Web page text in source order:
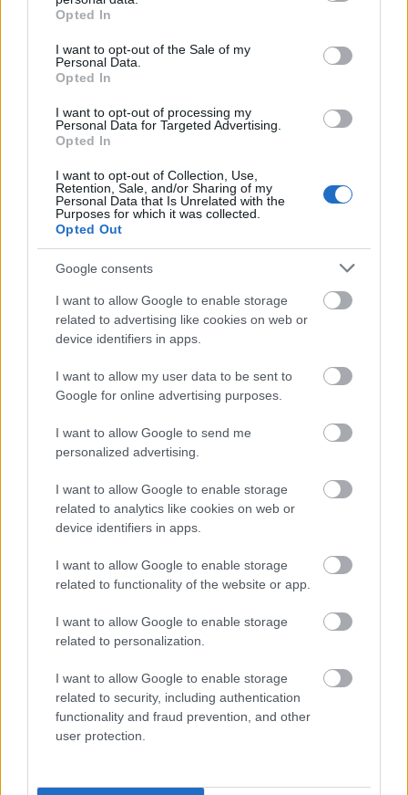
grant or deny consent to Google and its third-party tags to
use your data for below specified purposes in below Google
consent section.
Opted In
I want to opt-out of the Sale of my
Personal Data.
Opted In
I want to opt-out of processing my
Personal Data for Targeted Advertising.
Opted In
I want to opt-out of Collection, Use,
Retention, Sale, and/or Sharing of my
Personal Data that Is Unrelated with the
Purposes for which it was collected.
Opted Out
Google consents
I want to allow Google to enable storage
related to advertising like cookies on web or
device identifiers in apps.
I want to allow my user data to be sent to
Google for online advertising purposes.
I want to allow Google to send me
personalized advertising.
I want to allow Google to enable storage
related to analytics like cookies on web or
device identifiers in apps.
I want to allow Google to enable storage
related to functionality of the website or app.
I want to allow Google to enable storage
related to personalization.
I want to allow Google to enable storage
related to security, including authentication
functionality and fraud prevention, and other
user protection.
stránek s vaším profilem na sociálních sítích.
Když s námi komunikujete na sociálních sítích,
například když sledujete naše účty nebo sdílíte
Instagramu nebo jiných stránkách, můžeme z těchto
sociálních sítí obdržet informace, včetně informací o
váš účet na sociálních sítích, seznam přátel a jakékoli
další informace, které sociální síti povolíte sdílet s
třetími stranami. Informace, které dostáváme, závisí
na vašem nastavení ochrany osobních údajů.
Informační bulletiny
Když se přihlásíte k odběru našeho newsletteru,
budeme vám poskytovat nejnovější zprávy od
společnosti W Sportsmedia AB a našich partnerů.
Můžete také obdržet formuláře zpětné vazby,
pozvánky do soutěží a průzkumy. Informace, které s
námi můžete prostřednictvím těchto žádostí sdílet,
budou použity pro statistické účely a/nebo abychom
vás kontaktovali, pokud jste vítězem soutěže.
Jak používáme informace, které
Webové stránky
Poskytování našich webových stránek:Vaše
osobní údaje zpracováváme za účelem
a poskytování obsahu, který požadujete a který
pro vás upřímně považujeme za
zajímavý/užitečný;
Vaše osobní údaje zpracováváme za účelem